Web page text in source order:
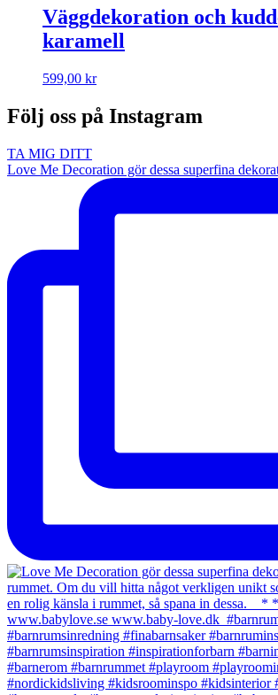
Väggdekoration och
karamell
599,00 kr
Följ oss på Instagram
TA MIG DITT
Love Me Decoration gör dessa superfina